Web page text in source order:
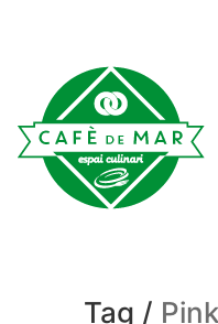
Tag /